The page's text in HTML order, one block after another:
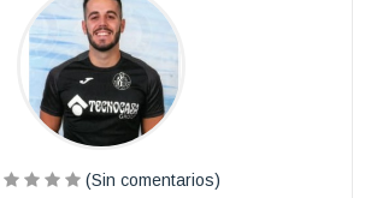
(Sin comentarios)